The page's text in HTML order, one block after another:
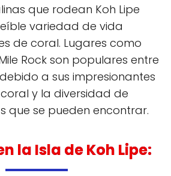
que rodean Koh Lipe
variedad de vida
de coral. Lugares como
Rock son populares entre
a sus impresionantes
y la diversidad de
que se pueden encontrar.
la Isla de Koh Lipe: